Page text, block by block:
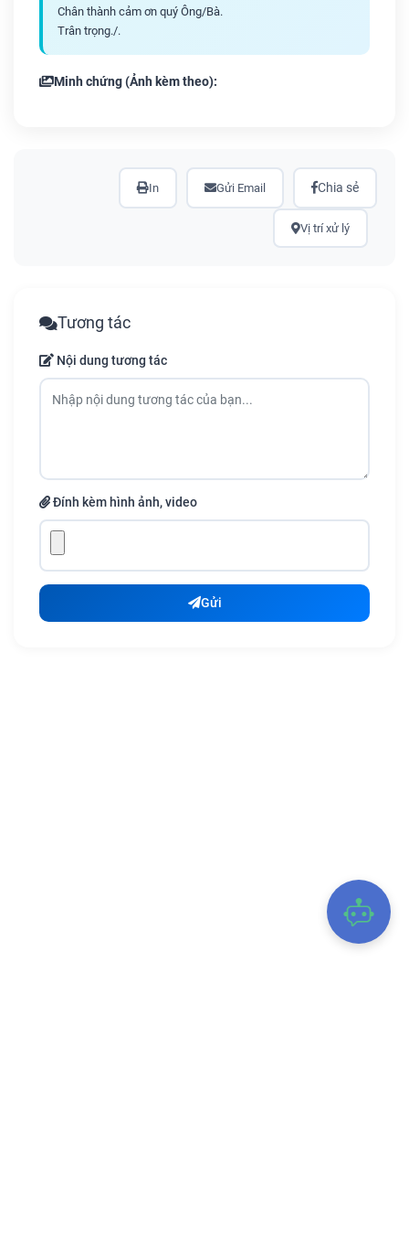
Chân thành cảm ơn quý Ông/Bà.
Trân trọng./.
Minh chứng (Ảnh kèm theo):
In Gửi Email Chia sẻ
Vị trí xử lý
Tương tác
Nội dung tương tác
Đính kèm hình ảnh, video
Gửi